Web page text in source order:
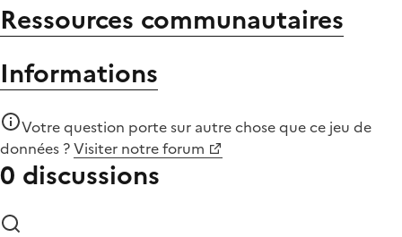
Ressources communautaires
Informations
Votre question porte sur autre chose quece jeu de
données ?Visiter notre forum
0 discussions